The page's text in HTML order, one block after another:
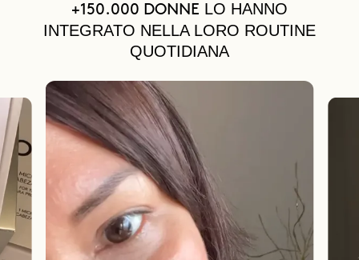
+150.000 DONNE LO HANNO
INTEGRATO NELLA LORO ROUTINE
QUOTIDIANA